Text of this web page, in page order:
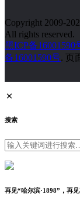
Copyright 2009-
All rights reserved.
黑ICP备16001590
备16001590号. 页
搜索
再见“哈尔滨·1898”，再